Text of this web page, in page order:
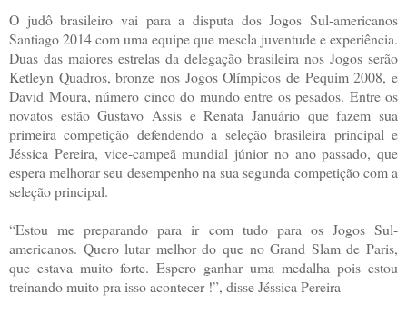
O judô brasileiro vai para a disputa dos Jogos Sul-americanos
Santiago 2014 com uma equipe que mescla juventude e experiência.
Duas das maiores estrelas da delegação brasileira nos Jogos serão
Ketleyn Quadros, bronze nos Jogos Olímpicos de Pequim 2008, e
David Moura, número cinco do mundo entre os pesados. Entre os
novatos estão Gustavo Assis e Renata Januário que fazem sua
primeira competição defendendo a seleção brasileira principal e
Jéssica Pereira, vice-campeã mundial júnior no ano passado, que
espera melhorar seu desempenho na sua segunda competição com a
seleção principal.
“Estou me preparando para ir com tudo para os Jogos Sul-
americanos. Quero lutar melhor do que no Grand Slam de Paris,
que estava muito forte. Espero ganhar uma medalha pois estou
treinando muito pra isso acontecer !”, disse Jéssica Pereira